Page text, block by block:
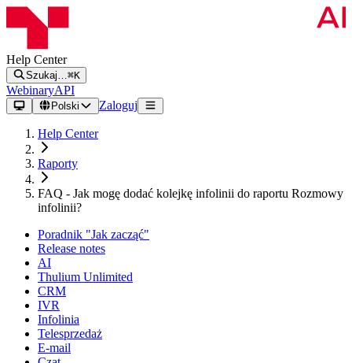
Help Center
Szukaj… ⌘K
WebinaryAPI
Polski Zaloguj
Help Center
Raporty
FAQ - Jak mogę dodać kolejkę infolinii do raportu Rozmowy
infolinii?
Poradnik "Jak zacząć"
Release notes
AI
Thulium Unlimited
CRM
IVR
Infolinia
Telesprzedaż
E-mail